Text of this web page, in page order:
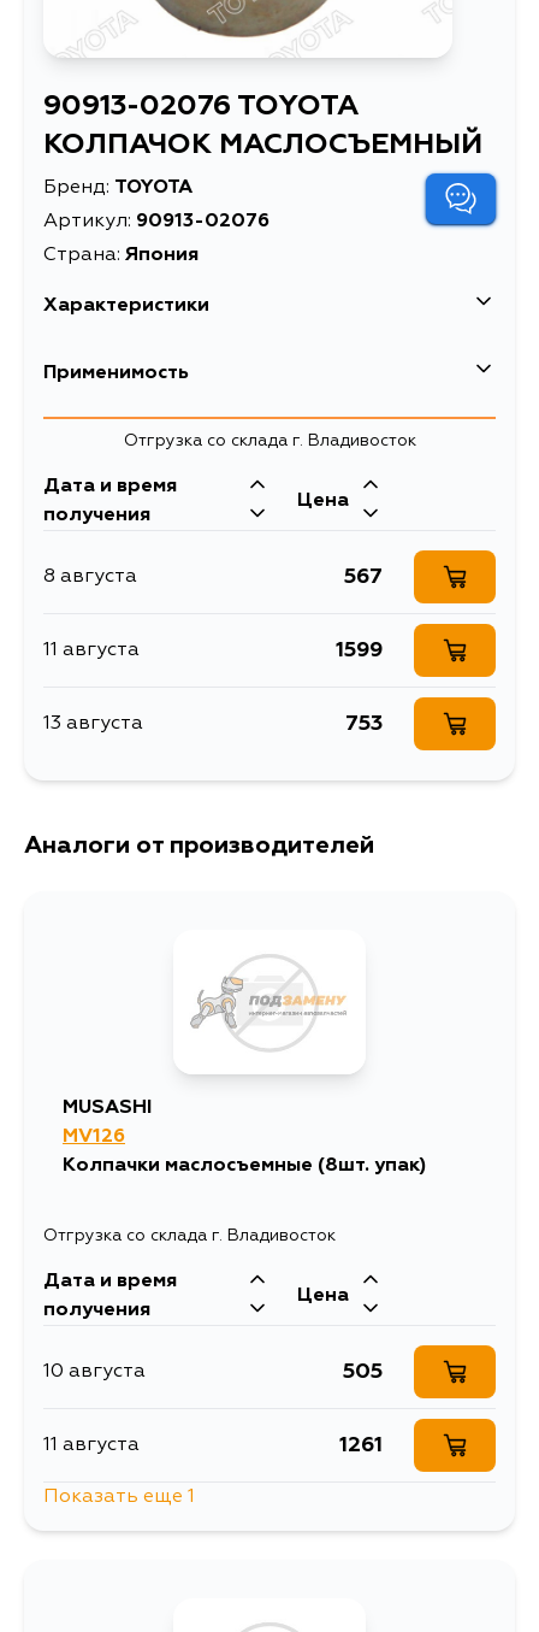
90913-02076 TOYOTA
КОЛПАЧОК МАСЛОСЪЕМНЫЙ
Бренд: TOYOTA
Артикул: 90913-02076
Страна: Япония
Характеристики
Масса, кг
Применимость
Toyota
Кузов Двигатель
BJ60, BJ70, BJ73, BJ75, BJ70V,
BB40R, BB42, BB46, BB60, BB23,
BB24, BB32, BU301, BU303,
BU112, BU120, BU140, BU141, BU145,
BU78, BU79, BU83, BU84, BU87,
BU281
3B, 13BT, 14B, B,
Отгрузка со склада г. Владивосток
Дата и время
получения
Цена
8 августа 567
11 августа 1599
13 августа 753
Аналоги от производителей
MUSASHI
MV126
Колпачки маслосъемные (8шт. упак)
Отгрузка со склада г. Владивосток
Дата и время
получения
Цена
10 августа 505
11 августа 1261
Показать еще 1